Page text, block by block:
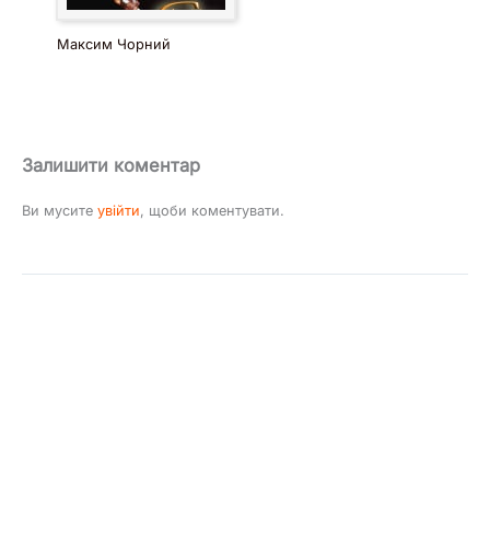
Максим Чорний
Залишити коментар
Ви мусите увійти, щоби коментувати.